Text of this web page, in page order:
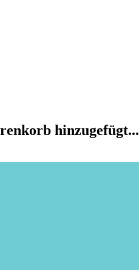
hinzugefügt...